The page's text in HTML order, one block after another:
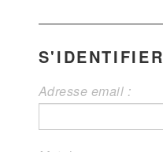
S'IDENTIFIER
Adresse email :